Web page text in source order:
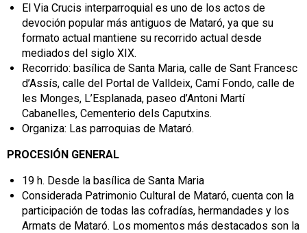
El Via Crucis interparroquial es uno de los actos de
devoción popular más antiguos de Mataró, ya que su
formato actual mantiene su recorrido actual desde
mediados del siglo XIX.
Recorrido: basílica de Santa Maria, calle de Sant Francesc
d’Assís, calle del Portal de Valldeix, Camí Fondo, calle de
les Monges, L’Esplanada, paseo d’Antoni Martí
Cabanelles, Cementerio dels Caputxins.
Organiza: Las parroquias de Mataró.
PROCESIÓN GENERAL
19 h. Desde la basílica de Santa Maria
Considerada Patrimonio Cultural de Mataró, cuenta con la
participación de todas las cofradías, hermandades y los
Armats de Mataró. Los momentos más destacados son la